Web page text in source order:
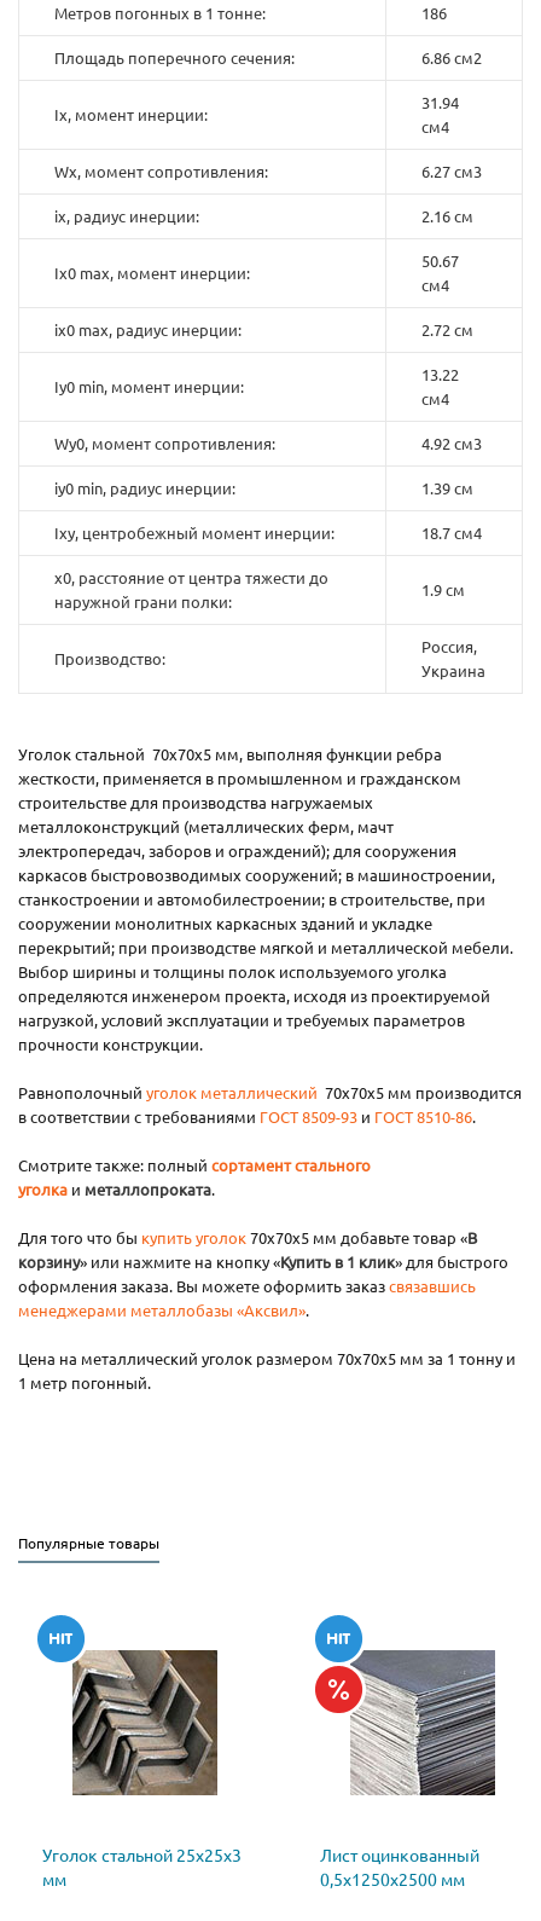
Метров погонных в 1 тонне: 186
Площадь поперечного сечения: 6.86 см2
Ix, момент инерции:
31.94
см4
Wx, момент сопротивления: 6.27 см3
ix, радиус инерции: 2.16 см
Ix0 max, момент инерции:
50.67
см4
ix0 max, радиус инерции: 2.72 см
Iy0 min, момент инерции:
13.22
см4
Wy0, момент сопротивления: 4.92 см3
iy0 min, радиус инерции: 1.39 см
Ixy, центробежный момент инерции: 18.7 см4
x0, расстояние от центра тяжести до
наружной грани полки:
1.9 см
Производство:
Россия,
Украина
Уголок стальной 70х70х5 мм, выполняя функции ребра
жесткости, применяется в промышленном и гражданском
строительстве для производства нагружаемых
металлоконструкций (металлических ферм, мачт
электропередач, заборов и ограждений); для сооружения
каркасов быстровозводимых сооружений; в машиностроении,
станкостроении и автомобилестроении; в строительстве, при
сооружении монолитных каркасных зданий и укладке
перекрытий; при производстве мягкой и металлической мебели.
Выбор ширины и толщины полок используемого уголка
определяются инженером проекта, исходя из проектируемой
нагрузкой, условий эксплуатации и требуемых параметров
прочности конструкции.
Равнополочный уголок металлический 70х70х5 мм производится
в соответствии с требованиями ГОСТ 8509-93 и ГОСТ 8510-86.
Смотрите также: полный сортамент стального
уголка и металлопроката.
Для того что бы купить уголок70х70х5 мм добавьте товар «В
корзину» или нажмите на кнопку «Купить в 1 клик» для быстрого
оформления заказа. Вы можете оформить заказсвязавшись
менеджерами металлобазы «Аксвил».
Цена на металлический уголок размером 70х70х5 мм за 1 тонну и
1 метр погонный.
Популярные товары
Уголок стальной 25х25х3
мм
Лист оцинкованный
0,5х1250х2500 мм